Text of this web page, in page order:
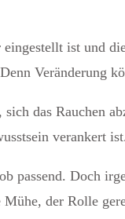
ist und
Veränderung
das Rauchen
verankert
passend. Doch
der Rolle